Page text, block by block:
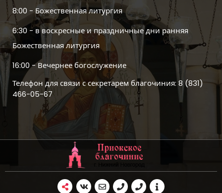
8:00 - Божественная литургия
6:30 - в воскресные и праздничные дни ранняя
Божественная литургия
16:00 - Вечернее богослужение
Телефон для связи с секретарем благочиния: 8 (831)
466-05-67